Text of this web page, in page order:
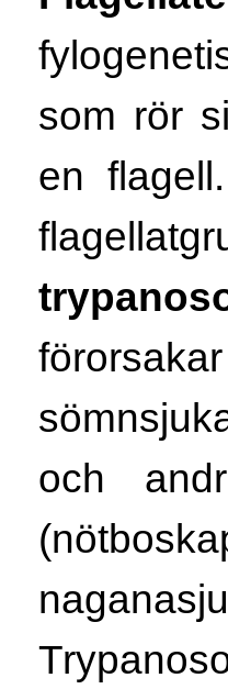
som rör
en
och